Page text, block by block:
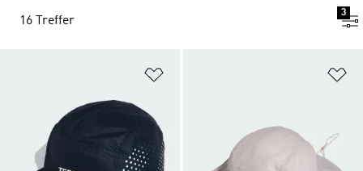
16 Treffer
3